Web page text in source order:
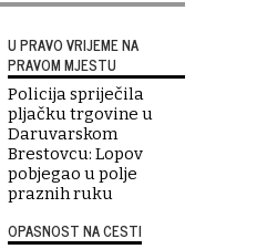
U PRAVO VRIJEME NA
PRAVOM MJESTU
Policija spriječila
pljačku trgovine u
Daruvarskom
Brestovcu: Lopov
pobjegao u polje
praznih ruku
OPASNOST NA CESTI